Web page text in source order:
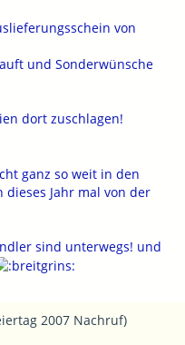
von
und Sonderwünsche
dort zuschlagen!
ganz so weit in den
Jahr mal von der
sind unterwegs! und
2007 Nachruf)